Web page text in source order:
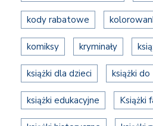
kody rabatowe
komiksy kryminały
książki dla dzieci książki do
książki edukacyjne Książki